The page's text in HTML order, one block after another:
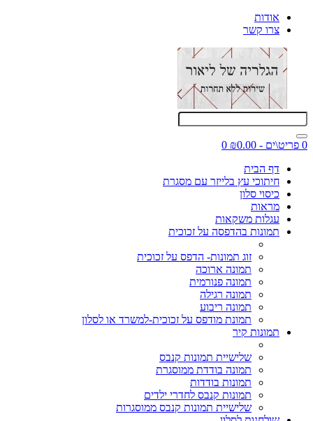
אודות
צרו קשר
0 פריט\ים - ₪0.00
0
דף הבית
חיתוכי עץ בלייזר עם מסגרת
כיסוי סלון
מראות
עגלות משקאות
תמונות בהדפסה על זכוכית
זוג תמונות- הדפס על זכוכית
תמונה ארוכה
תמונה פנורמית
תמונה רגילה
תמונה ריבוע
תמונת מודפס על זכוכית-למשרד או לסלון
תמונות קיר
שלישיית תמונות קנבס
תמונה בודדת ממוסגרת
תמונות בודדות
תמונות קנבס לחדרי ילדים
שלישיית תמונות קנבס ממוסגרות